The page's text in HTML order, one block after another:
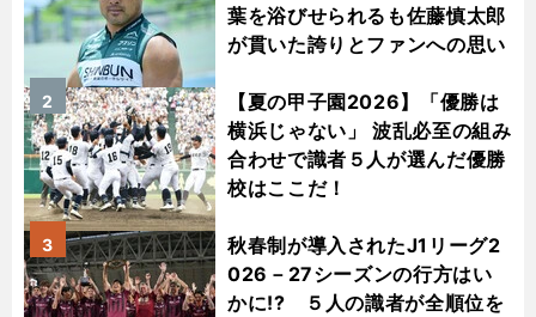
葉を浴びせられるも佐藤慎太郎
が貫いた誇りとファンへの思い
【夏の甲子園2026】「優勝は
横浜じゃない」 波乱必至の組み
合わせで識者５人が選んだ優勝
校はここだ！
2
秋春制が導入されたJ1リーグ2
026－27シーズンの行方はい
かに!? ５人の識者が全順位を
3